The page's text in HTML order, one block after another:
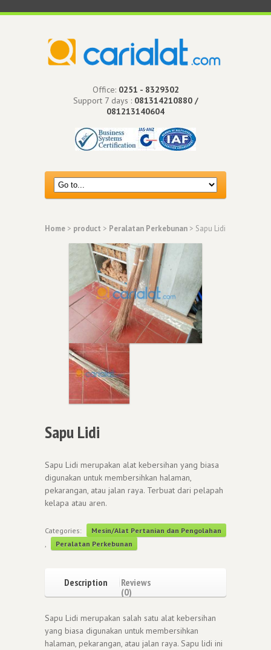
Office: 0251 - 8329302
Support 7 days : 081314210880 /
081213140604
Home > product > Peralatan Perkebunan > Sapu Lidi
Sapu Lidi
Sapu Lidi merupakan alat kebersihan yang biasa
digunakan untuk membersihkan halaman,
pekarangan, atau jalan raya. Terbuat dari pelapah
kelapa atau aren.
Categories:
Mesin/Alat Pertanian dan Pengolahan
Peralatan Perkebunan
Description
Reviews
(0)
Sapu Lidi merupakan salah satu alat kebersihan
yang biasa digunakan untuk membersihkan
halaman, pekarangan, atau jalan raya. Sapu lidi ini